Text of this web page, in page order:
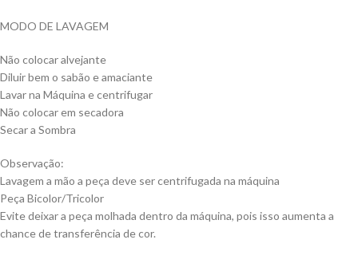
MODO DE LAVAGEM
Não colocar alvejante
Diluir bem o sabão e amaciante
Lavar na Máquina e centrifugar
Não colocar em secadora
Secar a Sombra
Observação:
Lavagem a mão a peça deve ser centrifugada na máquina
Peça Bicolor/Tricolor
Evite deixar a peça molhada dentro da máquina, pois isso aumenta a
chance de transferência de cor.